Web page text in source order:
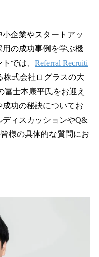
企業やスタートアッ
の成功事例を学ぶ機
では、 Referral Recruiti
株式会社ログラスの大
冨士本康平氏をお迎え
功の秘訣についてお
ィスカッションやQ&
様の具体的な質問にお